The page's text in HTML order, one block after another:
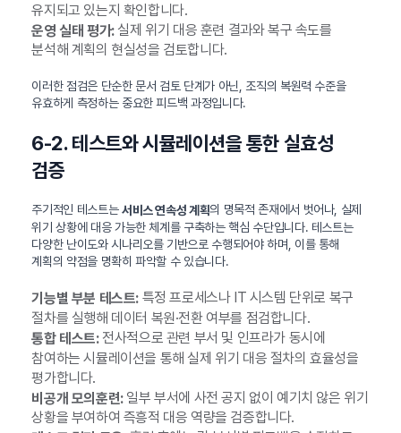
유지되고 있는지 확인합니다.
운영 실태 평가:실제 위기 대응 훈련 결과와 복구 속도를
분석해 계획의 현실성을 검토합니다.
이러한 점검은 단순한 문서 검토 단계가 아닌, 조직의 복원력 수준을
유효하게 측정하는 중요한 피드백 과정입니다.
6-2. 테스트와 시뮬레이션을 통한 실효성
검증
주기적인 테스트는서비스 연속성 계획의 명목적 존재에서 벗어나, 실제
위기 상황에 대응 가능한 체계를 구축하는 핵심 수단입니다. 테스트는
다양한 난이도와 시나리오를 기반으로 수행되어야 하며, 이를 통해
계획의 약점을 명확히 파악할 수 있습니다.
기능별 부분 테스트:특정 프로세스나 IT 시스템 단위로 복구
절차를 실행해 데이터 복원·전환 여부를 점검합니다.
통합 테스트:전사적으로 관련 부서 및 인프라가 동시에
참여하는 시뮬레이션을 통해 실제 위기 대응 절차의 효율성을
평가합니다.
비공개 모의훈련:일부 부서에 사전 공지 없이 예기치 않은 위기
상황을 부여하여 즉흥적 대응 역량을 검증합니다.